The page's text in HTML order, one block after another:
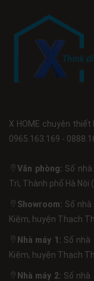
X HOME chuyên thiết
0965.163.169 -
Văn phòng: Số
Trì, Thành phố Hà Nội
Showroom: Số
Kiệm, huyện Thạch
Nhà máy 1: Số nhà
Kiệm, huyện Thạch
Nhà máy 2: Số nhà